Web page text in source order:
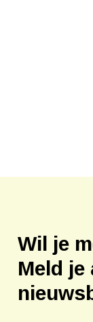
Wil je
Meld je